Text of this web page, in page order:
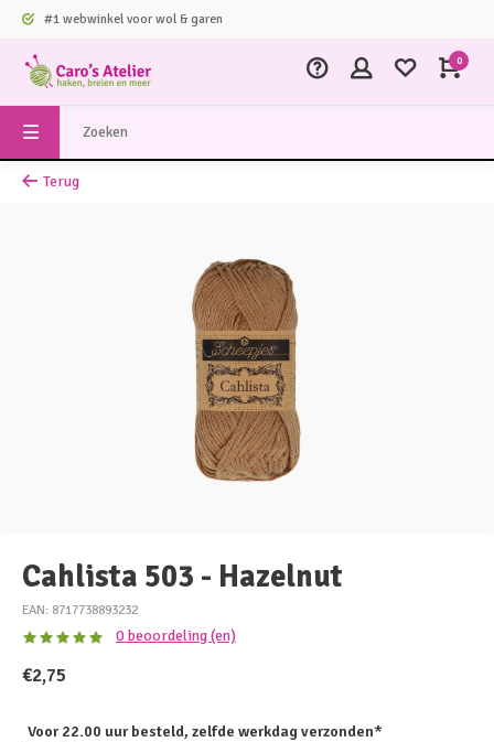
#1 webwinkel voor wol & garen
0
Terug
Cahlista 503 - Hazelnut
EAN: 8717738893232
0 beoordeling (en)
€2,75
Voor 22.00 uur besteld, zelfde werkdag verzonden*